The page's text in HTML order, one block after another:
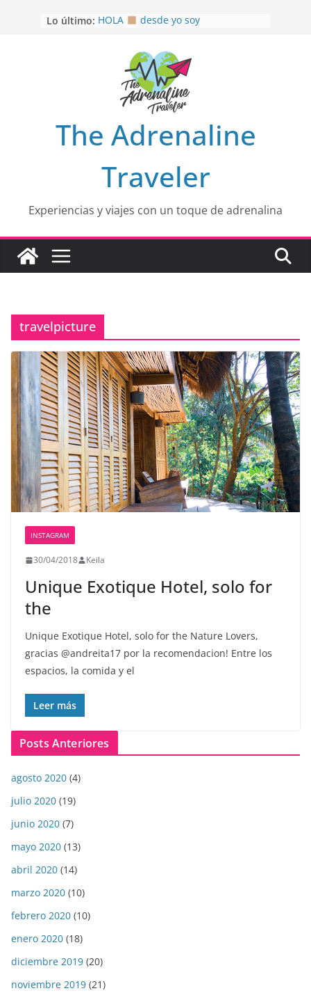
Lo último: HOLA
desde yo soy
EL SENDERO DEL CACAO: Excelente
opción
HOSPEDAJE AL NATURALSHH !!
OTRA PERSPECTIVA de RÍO EL
MULITO!
The Adrenaline
Traveler
Experiencias y viajes con un toque de adrenalina
travelpicture
INSTAGRAM
30/04/2018 Keila
Unique Exotique Hotel, solo for
the
Unique Exotique Hotel, solo for the Nature Lovers,
gracias @andreita17 por la recomendacion! Entre los
espacios, la comida y el
Leer más
Posts Anteriores
agosto 2020 (4)
julio 2020 (19)
junio 2020 (7)
mayo 2020 (13)
abril 2020 (14)
marzo 2020 (10)
febrero 2020 (10)
enero 2020 (18)
diciembre 2019 (20)
noviembre 2019 (21)